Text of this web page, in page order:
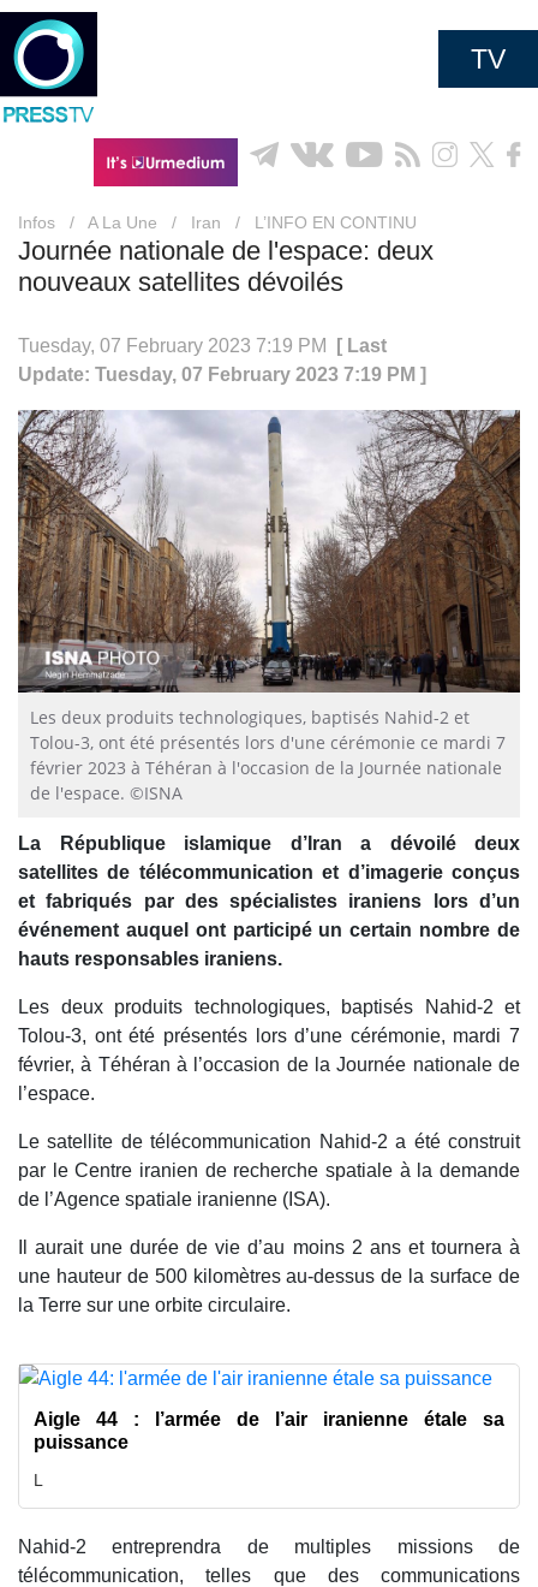
TV
Infos / A La Une / Iran / L’INFO EN CONTINU
Journée nationale de l'espace: deux
nouveaux satellites dévoilés
Tuesday, 07 February 2023 7:19 PM
[ Last
Update: Tuesday, 07 February 2023 7:19 PM ]
Les deux produits technologiques, baptisés Nahid-2 et
Tolou-3, ont été présentés lors d'une cérémonie ce mardi 7
février 2023 à Téhéran à l'occasion de la Journée nationale
de l'espace. ©ISNA
La République islamique d’Iran a dévoilé deux
satellites de télécommunication et d’imagerie conçus
et fabriqués par des spécialistes iraniens lors d’un
événement auquel ont participé un certain nombre de
hauts responsables iraniens.
Les deux produits technologiques, baptisés Nahid-2 et
Tolou-3, ont été présentés lors d’une cérémonie, mardi 7
février, à Téhéran à l’occasion de la Journée nationale de
l’espace.
Le satellite de télécommunication Nahid-2 a été construit
par le Centre iranien de recherche spatiale à la demande
de l’Agence spatiale iranienne (ISA).
Il aurait une durée de vie d’au moins 2 ans et tournera à
une hauteur de 500 kilomètres au-dessus de la surface de
la Terre sur une orbite circulaire.
Aigle 44 : l’armée de l’air iranienne étale sa
puissance
L
Nahid-2 entreprendra de multiples missions de
télécommunication, telles que des communications